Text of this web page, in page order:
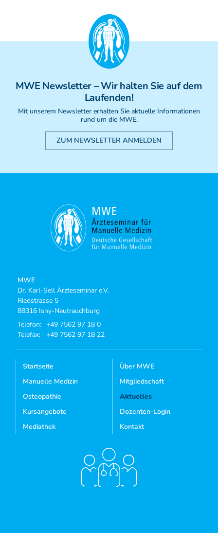
MWE Newsletter– Wir halten Sie auf dem
Laufenden!
Mit unserem Newsletter erhalten Sie aktuelle Informationen
rund um die MWE.
ZUM NEWSLETTER ANMELDEN
MWE
Dr. Karl-Sell Ärzteseminar e.V.
Riedstrasse 5
88316 Isny-Neutrauchburg
Telefon: +49 7562 97 18 0
Telefax:
+49 7562 97 18 22
Startseite
Manuelle Medizin
Osteopathie
Kursangebote
Mediathek
Über MWE
Mitgliedschaft
Aktuelles
Dozenten-Login
Kontakt